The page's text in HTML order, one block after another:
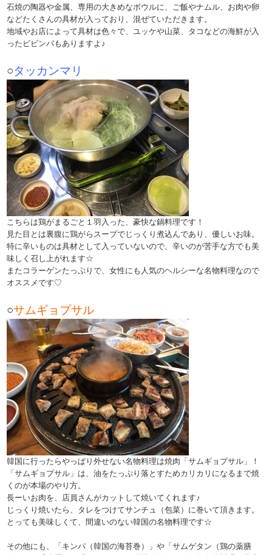
石焼の陶器や金属、専用の大きめなボウルに、ご飯やナムル、お肉や卵
などたくさんの具材が入っており、混ぜていただきます。
地域やお店によって具材は色々で、ユッケや山菜、タコなどの海鮮が入
ったビビンバもありますよ♪
○タッカンマリ
こちらは鶏がまるごと１羽入った、豪快な鍋料理です！
見た目とは裏腹に鶏がらスープでじっくり煮込んであり、優しいお味。
特に辛いものは具材として入っていないので、辛いのが苦手な方でも美
味しく召し上がれます☆
またコラーゲンたっぷりで、女性にも人気のヘルシーな名物料理なので
オススメです♡
○サムギョプサル
韓国に行ったらやっぱり外せない名物料理は焼肉「サムギョプサル」！
「サムギョプサル」は、油をたっぷり落とすためカリカリになるまで焼
くのが本場のやり方。
長ーいお肉を、店員さんがカットして焼いてくれます♪
じっくり焼いたら、タレをつけてサンチュ（包菜）に巻いて頂きます。
とっても美味しくて、間違いのない韓国の名物料理です☆
その他にも、「キンパ（韓国の海苔巻）」や「サムゲタン（鶏の薬膳